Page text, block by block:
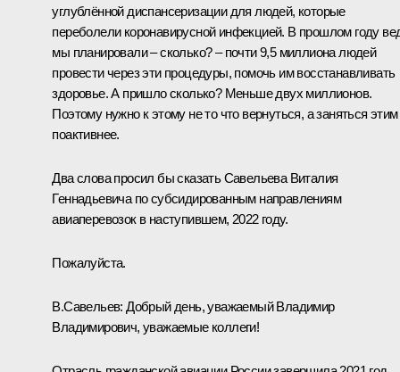
углублённой диспансеризации для людей, которые
переболели коронавирусной инфекцией. В прошлом году
мы планировали – сколько? – почти 9,5 миллиона людей
провести через эти процедуры, помочь им восстанавливать
здоровье. А пришло сколько? Меньше двух миллионов.
Поэтому нужно к этому не то что вернуться, а заняться этим
поактивнее.
Два слова просил бы сказать Савельева Виталия
Геннадьевича по субсидированным направлениям
авиаперевозок в наступившем, 2022 году.
Пожалуйста.
В.Савельев: Добрый день, уважаемый Владимир
Владимирович, уважаемые коллеги!